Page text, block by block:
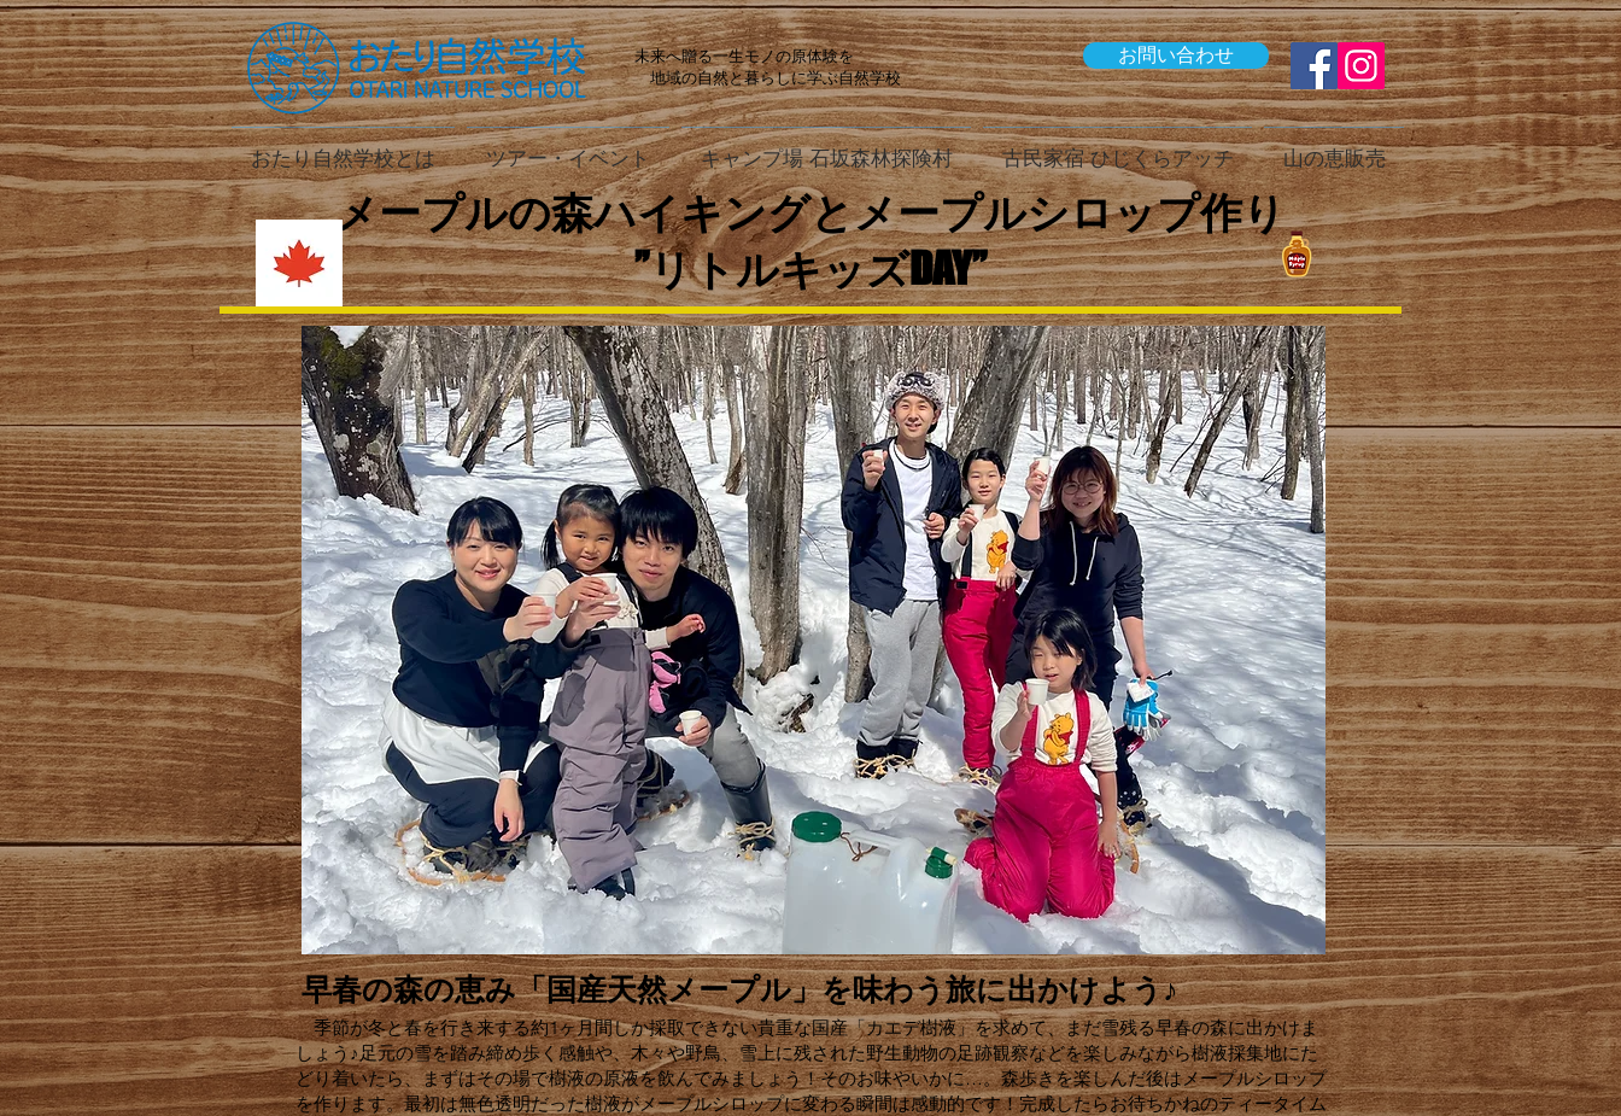
未来へ贈る一生モノの原体験を
地域の自然と暮らしに学ぶ自然学校
お問い合わせ
おたり自然学校とは ツアー・イベント キャンプ場 石坂森林探険村 古民家宿 ひじくらアッチ 山の恵販売
メープルの森ハイキングとメープルシロップ作り
​”リトルキッズDAY”
早春の森の恵み「国産天然メープル」を味わう旅に出かけよう♪
季節が冬と春を行き来する約1ヶ月間しか採取できない貴重な国産「カエデ樹液」を求めて、まだ雪残る早春の森に出かけま
しょう♪足元の雪を踏み締め歩く感触や、木々や野鳥、雪上に残された野生動物の足跡観察などを楽しみながら樹液採集地にた
どり着いたら、まずはその場で樹液の原液を飲んでみましょう！そのお味やいかに…。森歩きを楽しんだ後はメープルシロップ
を作ります。最初は無色透明だった樹液がメープルシロップに変わる瞬間は感動的です！完成したらお待ちかねのティータイム